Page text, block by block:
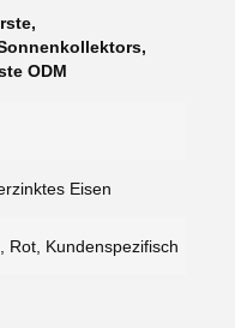
,
,
ODM
Eisen
Rot, Kundenspezifisch